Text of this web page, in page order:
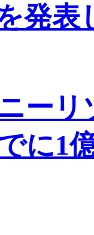
発表
ーリ
に1